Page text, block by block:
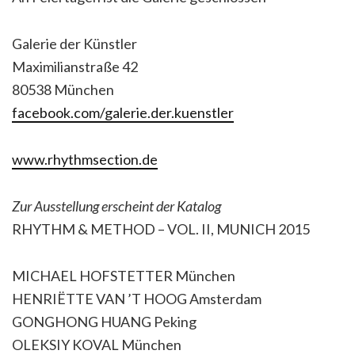
Galerie der Künstler
Maximilianstraße 42
80538 München
facebook.com/galerie.der.kuenstler
www.rhythmsection.de
Zur Ausstellung erscheint der Katalog
RHYTHM & METHOD – VOL. II, MUNICH 2015
MICHAEL HOFSTETTER München
HENRIËTTE VAN ’T HOOG Amsterdam
GONGHONG HUANG Peking
OLEKSIY KOVAL München